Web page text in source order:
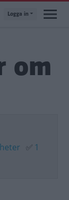
Logga in
om
✅ 1